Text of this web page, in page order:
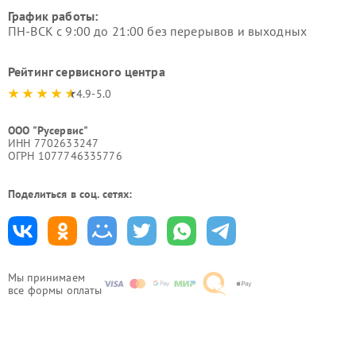
Мы принимаем
все формы оплаты
График работы:
ПН-ВСК с 9:00 до 21:00 без перерывов и выходных
Рейтинг сервисного центра
4.9-5.0
ООО "Русервис"
ИНН 7702633247
ОГРН 1077746335776
Поделиться в соц. сетях: